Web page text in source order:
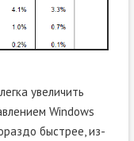
увеличить
Windows
быстрее, из-